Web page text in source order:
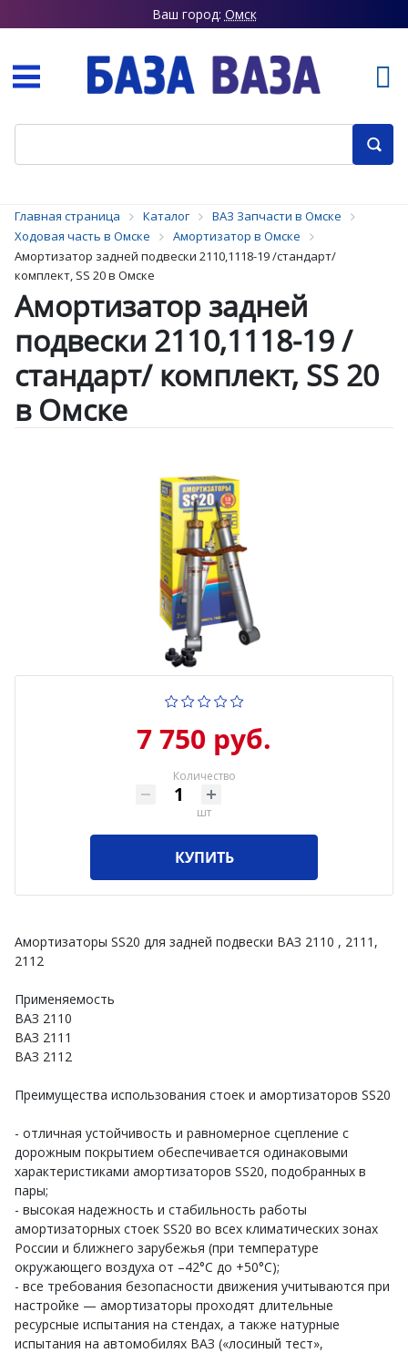
Ваш город: Омск
Главная страница Каталог
ВАЗ Запчасти в Омске
Ходовая часть в Омске
Амортизатор в Омске
Амортизатор задней подвески 2110,1118-19 /стандарт/
комплект, SS 20 в Омске
Амортизатор задней
подвески 2110,1118-19 /
стандарт/ комплект, SS 20
в Омске
7 750 руб.
Количество
шт
КУПИТЬ
Амортизаторы SS20 для задней подвески ВАЗ 2110 , 2111,
2112
Применяемость
ВАЗ 2110
ВАЗ 2111
ВАЗ 2112
Преимущества использования стоек и амортизаторов SS20
- отличная устойчивость и равномерное сцепление с
дорожным покрытием обеспечивается одинаковыми
характеристиками амортизаторов SS20, подобранных в
пары;
- высокая надежность и стабильность работы
амортизаторных стоек SS20 во всех климатических зонах
России и ближнего зарубежья (при температуре
окружающего воздуха от –42°С до +50°С);
- все требования безопасности движения учитываются при
настройке — амортизаторы проходят длительные
ресурсные испытания на стендах, а также натурные
испытания на автомобилях ВАЗ («лосиный тест»,